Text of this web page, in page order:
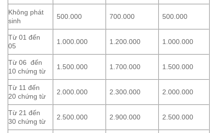
Không phát
sinh
500.000 700.000 500.000
Từ 01 đến
05
1.000.000 1.200.000 1.000.000
Từ 06 đến
10 chứng từ
1.500.000 1.700.000 1.500.000
Từ 11 đến
20 chứng từ
2.000.000 2.300.000 2.000.000
Từ 21 đến
30 chứng từ
2.500.000 2.900.000 2.500.000